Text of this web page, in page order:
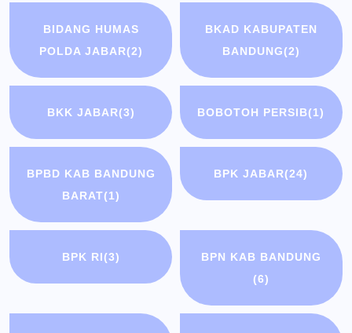
BIDANG HUMAS
POLDA JABAR(2)
BKAD KABUPATEN
BANDUNG(2)
BKK JABAR(3) BOBOTOH PERSIB(1)
BPBD KAB BANDUNG
BARAT(1)
BPK JABAR(24)
BPK RI(3)
BPN KAB BANDUNG
(6)